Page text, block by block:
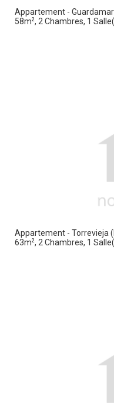
Appartement -
58m2, 2 Chambres, 1
Appartement - Torrevieja
63m2, 2 Chambres, 1